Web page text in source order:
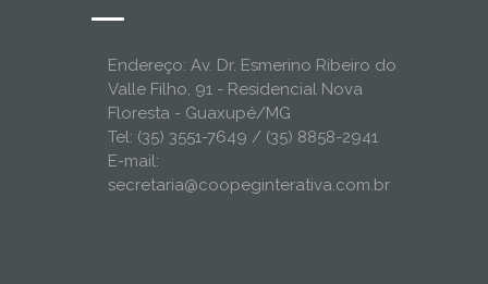
Endereço: Av. Dr. Esmerino Ribeiro do
Valle Filho, 91 - Residencial Nova
Floresta - Guaxupé/MG
Tel: (35) 3551-7649 / (35) 8858-2941
E-mail:
secretaria@coopeginterativa.com.br